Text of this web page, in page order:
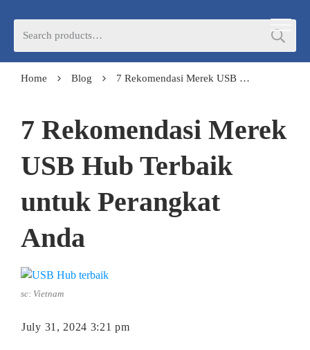
Home Blog 7 Rekomendasi Merek USB Hub Terbaik untuk Perangkat Anda
7 Rekomendasi Merek
USB Hub Terbaik
untuk Perangkat
Anda
sc: Vietnam
July 31, 2024 3:21 pm